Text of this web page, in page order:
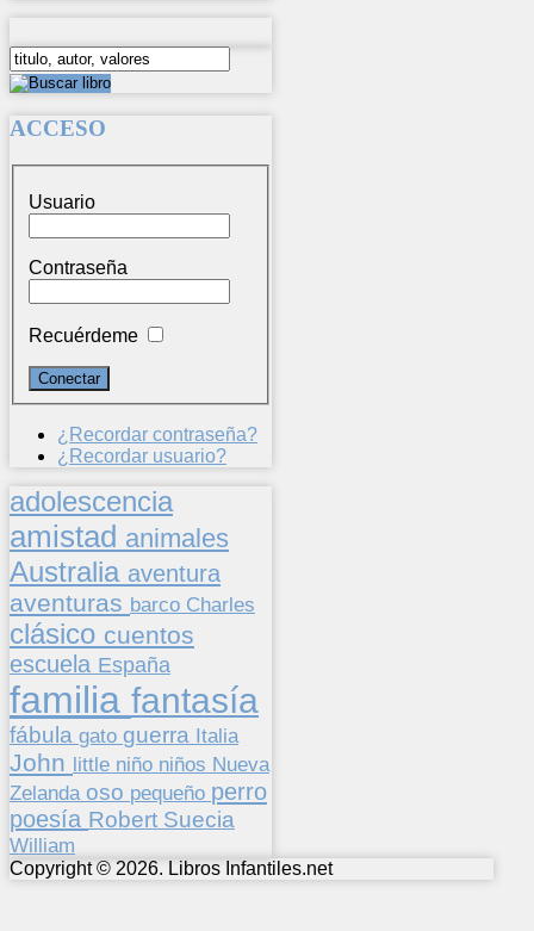
ACCESO
Usuario
Contraseña
Recuérdeme
¿Recordar contraseña?
¿Recordar usuario?
adolescencia
amistad animales
Australia aventura
aventuras barco Charles
clásico cuentos
escuela España
familia fantasía
fábula gato guerra Italia
John little niño niños Nueva
Zelanda oso pequeño perro
poesía Robert Suecia
William
Copyright © 2026. Libros Infantiles.net